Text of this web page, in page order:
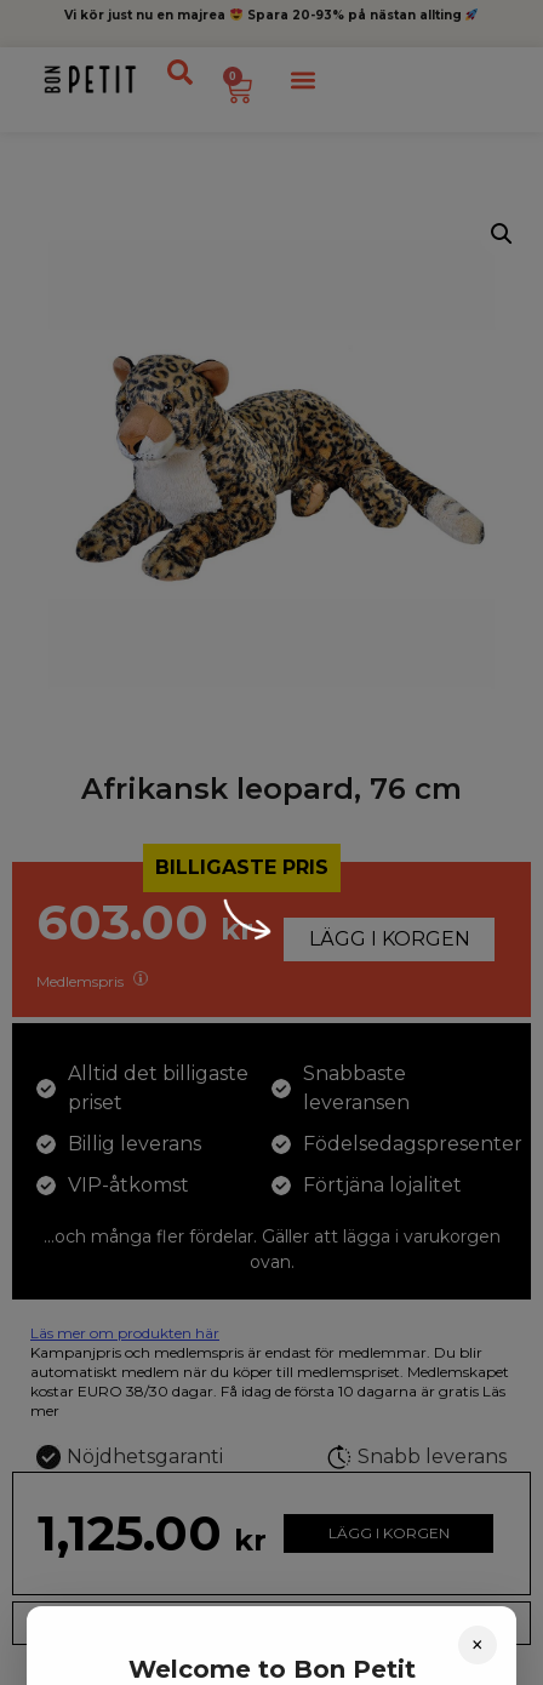
Vi kör just nu en majrea Spara 20-93% på nästan allting
0
Afrikansk leopard, 76 cm
BILLIGASTE PRIS
603.00 kr
Medlemspris
LÄGG I KORGEN
Alltid det billigaste
priset
Billig leverans
VIP-åtkomst
Snabbaste
leveransen
Födelsedagspresenter
Förtjäna lojalitet
...och många fler fördelar. Gäller att lägga i varukorgen
ovan.
Läs mer om produkten här
12 färgpennor som du kan färglägga dina teckningar med. På
illustrationen på den vackra askan finns fjärilar i vilda fluorescerande
färger.
Kampanjpris och medlemspris är endast för medlemmar. Du blir
automatiskt medlem när du köper till medlemspriset. Medlemskapet
kostar EURO 38/30 dagar. Få idag de första 10 dagarna är gratis Läs
mer
Nöjdhetsgaranti Snabb leverans
1,125.00 kr LÄGG I KORGEN
×
Welcome to Bon Petit